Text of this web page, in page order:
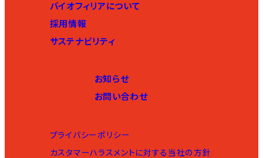
バイオフィリアについて
採用情報
サステナビリティ
お知らせ
お問い合わせ
プライバシーポリシー
カスタマーハラスメントに対する当社の方針